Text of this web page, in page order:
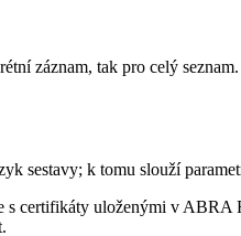
záznam, tak pro celý
sestavy; k tomu slouží
certifikáty uloženými v